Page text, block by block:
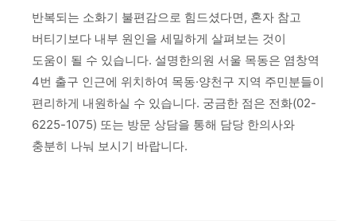
반복되는 소화기 불편감으로 힘드셨다면, 혼자 참고
버티기보다 내부 원인을 세밀하게 살펴보는 것이
도움이 될 수 있습니다. 설명한의원 서울 목동은 염창역
4번 출구 인근에 위치하여 목동·양천구 지역 주민분들이
편리하게 내원하실 수 있습니다. 궁금한 점은 전화(02-
6225-1075) 또는 방문 상담을 통해 담당 한의사와
충분히 나눠 보시기 바랍니다.